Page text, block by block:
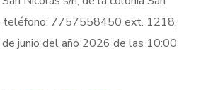
teléfono: 7757558450 ext. 1218,
junio del año 2026 de las 10:00